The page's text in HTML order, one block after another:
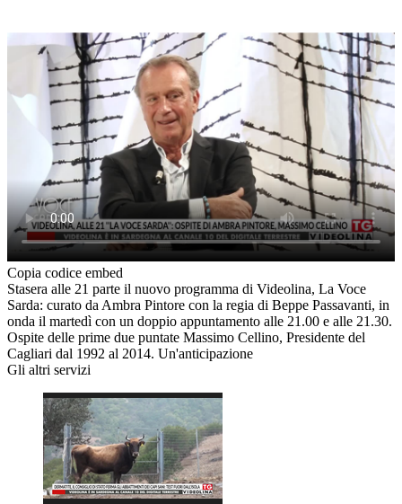
Copia codice embed
Stasera alle 21 parte il nuovo programma di Videolina, La Voce
Sarda: curato da Ambra Pintore con la regia di Beppe Passavanti, in
onda il martedì con un doppio appuntamento alle 21.00 e alle 21.30.
Ospite delle prime due puntate Massimo Cellino, Presidente del
Cagliari dal 1992 al 2014. Un'anticipazione
Gli altri servizi